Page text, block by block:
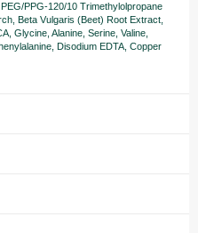
PPG-120/10 Trimethylolpropane
Beta Vulgaris (Beet) Root Extract,
Glycine, Alanine, Serine, Valine,
Disodium EDTA, Copper